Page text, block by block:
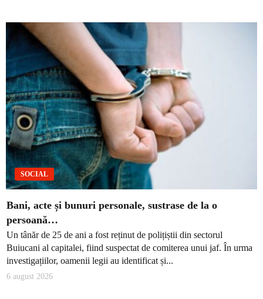
SOCIAL
Bani, acte și bunuri personale, sustrase de la o
persoană…
Un tânăr de 25 de ani a fost reținut de polițiștii din sectorul
Buiucani al capitalei, fiind suspectat de comiterea unui jaf. În urma
investigațiilor, oamenii legii au identificat și...
6 august 2026